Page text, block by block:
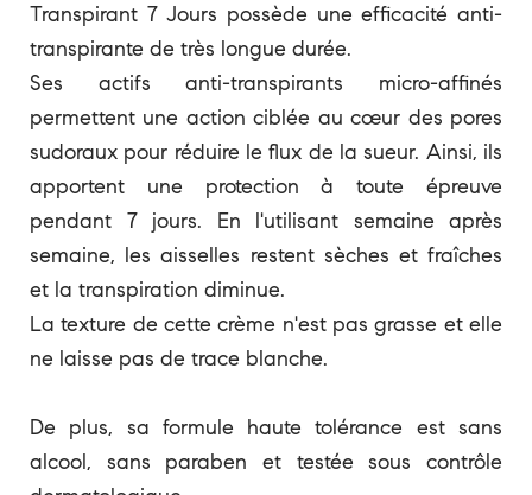
Transpirant 7 Jours possède une efficacité anti-
transpirante de très longue durée.
Ses actifs anti-transpirants micro-affinés
permettent une action ciblée au cœur des pores
sudoraux pour réduire le flux de la sueur. Ainsi, ils
apportent une protection à toute épreuve
pendant 7 jours. En l'utilisant semaine après
semaine, les aisselles restent sèches et fraîches
et la transpiration diminue.
La texture de cette crème n'est pas grasse et elle
ne laisse pas de trace blanche.
De plus, sa formule haute tolérance est sans
alcool, sans paraben et testée sous contrôle